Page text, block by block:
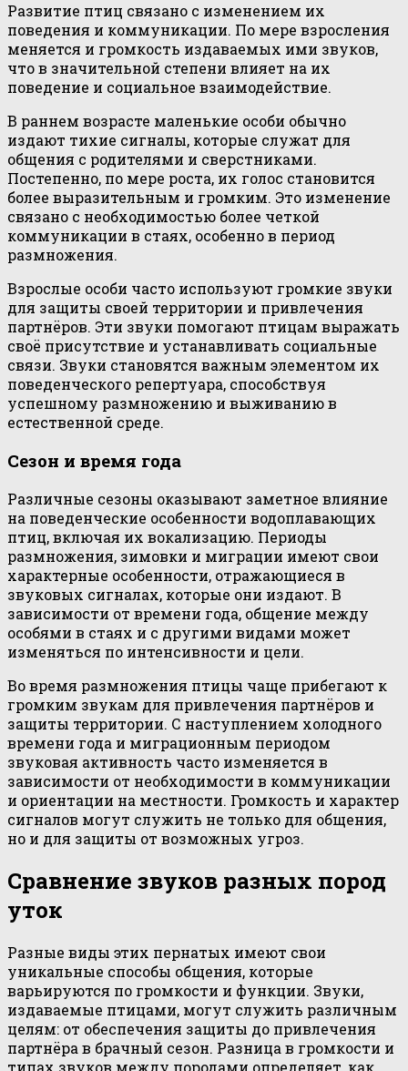
Развитие птиц связано с изменением их
поведения и коммуникации. По мере взросления
меняется и громкость издаваемых ими звуков,
что в значительной степени влияет на их
поведение и социальное взаимодействие.
В раннем возрасте маленькие особи обычно
издают тихие сигналы, которые служат для
общения с родителями и сверстниками.
Постепенно, по мере роста, их голос становится
более выразительным и громким. Это изменение
связано с необходимостью более четкой
коммуникации в стаях, особенно в период
размножения.
Взрослые особи часто используют громкие звуки
для защиты своей территории и привлечения
партнёров. Эти звуки помогают птицам выражать
своё присутствие и устанавливать социальные
связи. Звуки становятся важным элементом их
поведенческого репертуара, способствуя
успешному размножению и выживанию в
естественной среде.
Сезон и время года
Различные сезоны оказывают заметное влияние
на поведенческие особенности водоплавающих
птиц, включая их вокализацию. Периоды
размножения, зимовки и миграции имеют свои
характерные особенности, отражающиеся в
звуковых сигналах, которые они издают. В
зависимости от времени года, общение между
особями в стаях и с другими видами может
изменяться по интенсивности и цели.
Во время размножения птицы чаще прибегают к
громким звукам для привлечения партнёров и
защиты территории. С наступлением холодного
времени года и миграционным периодом
звуковая активность часто изменяется в
зависимости от необходимости в коммуникации
и ориентации на местности. Громкость и характер
сигналов могут служить не только для общения,
но и для защиты от возможных угроз.
Сравнение звуков разных пород
уток
Разные виды этих пернатых имеют свои
уникальные способы общения, которые
варьируются по громкости и функции. Звуки,
издаваемые птицами, могут служить различным
целям: от обеспечения защиты до привлечения
партнёра в брачный сезон. Разница в громкости и
типах звуков между породами определяет, как